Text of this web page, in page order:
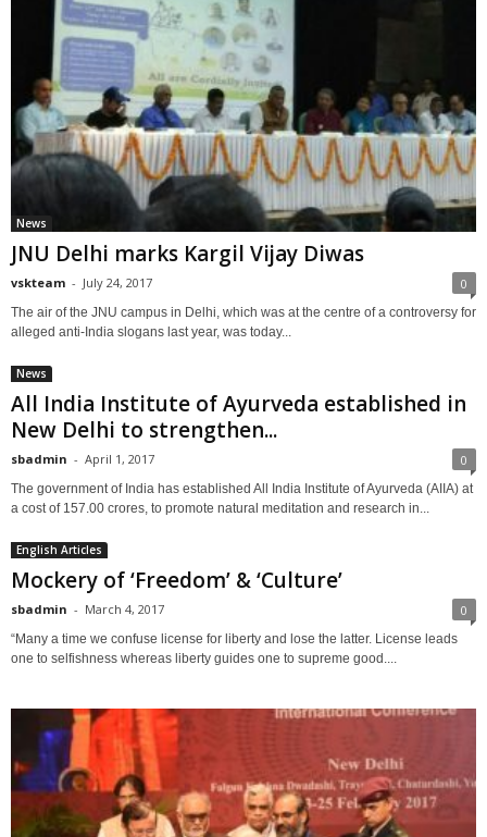
News
JNU Delhi marks Kargil Vijay Diwas
vskteam - July 24, 2017 0
The air of the JNU campus in Delhi, which was at the centre of a controversy for
alleged anti-India slogans last year, was today...
News
All India Institute of Ayurveda established in
New Delhi to strengthen...
sbadmin - April 1, 2017 0
The government of India has established All India Institute of Ayurveda (AIIA) at
a cost of 157.00 crores, to promote natural meditation and research in...
English Articles
Mockery of ‘Freedom’ & ‘Culture’
sbadmin - March 4, 2017 0
“Many a time we confuse license for liberty and lose the latter. License leads
one to selfishness whereas liberty guides one to supreme good....